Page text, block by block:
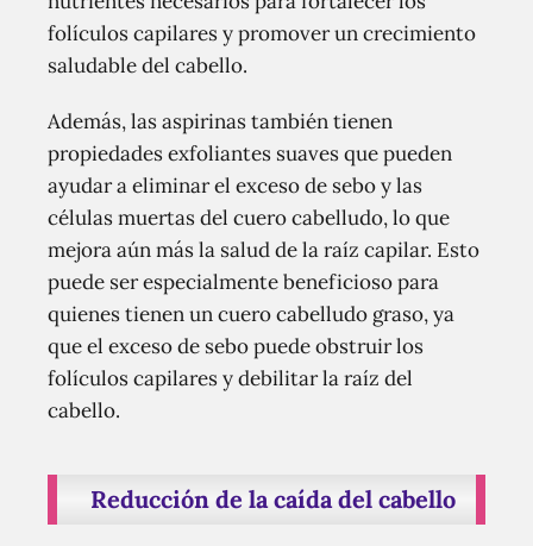
folículos capilares y promover un crecimiento
saludable del cabello.
Además, las aspirinas también tienen
propiedades exfoliantes suaves que pueden
ayudar a eliminar el exceso de sebo y las
células muertas del cuero cabelludo, lo que
mejora aún más la salud de la raíz capilar. Esto
puede ser especialmente beneficioso para
quienes tienen un cuero cabelludo graso, ya
que el exceso de sebo puede obstruir los
folículos capilares y debilitar la raíz del
cabello.
Reducción de la caída del cabello